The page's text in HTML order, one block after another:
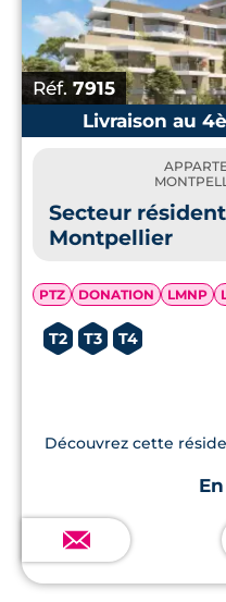
Réf. 7915
Livraison au
Secteur
Montpellier
PTZ DONATION LMNP
T2 T3 T4
Découvrez cette